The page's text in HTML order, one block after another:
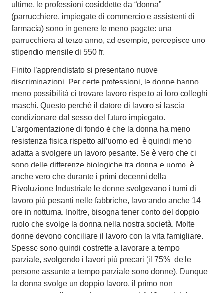
ultime, le professioni cosiddette da “donna”
(parrucchiere, impiegate di commercio e assistenti di
farmacia) sono in genere le meno pagate: una
parrucchiera al terzo anno, ad esempio, percepisce uno
stipendio mensile di 550 fr.
Finito l’apprendistato si presentano nuove
discriminazioni. Per certe professioni, le donne hanno
meno possibilità di trovare lavoro rispetto ai loro colleghi
maschi. Questo perché il datore di lavoro si lascia
condizionare dal sesso del futuro impiegato.
L’argomentazione di fondo è che la donna ha meno
resistenza fisica rispetto all’uomo ed è quindi meno
adatta a svolgere un lavoro pesante. Se è vero che ci
sono delle differenze biologiche tra donna e uomo, è
anche vero che durante i primi decenni della
Rivoluzione Industriale le donne svolgevano i turni di
lavoro più pesanti nelle fabbriche, lavorando anche 14
ore in notturna. Inoltre, bisogna tener conto del doppio
ruolo che svolge la donna nella nostra società. Molte
donne devono conciliare il lavoro con la vita famigliare.
Spesso sono quindi costrette a lavorare a tempo
parziale, svolgendo i lavori più precari (il 75% delle
persone assunte a tempo parziale sono donne). Dunque
la donna svolge un doppio lavoro, il primo non